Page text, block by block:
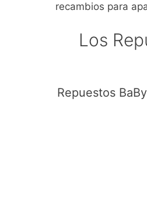
recambios para
Los
Repuestos